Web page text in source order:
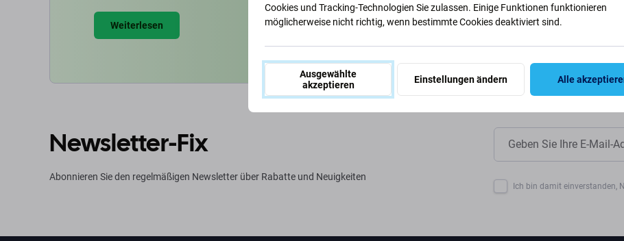
Weiterlesen
Newsletter-Fix
Abonnieren Sie den regelmäßigen Newsletter über Rabatte und Neuigkeiten
Ich bin damit einverstanden,
Cookies und Tracking-Technologien Sie zulassen. Einige Funktionen funktionieren
möglicherweise nicht richtig, wenn bestimmte Cookies deaktiviert sind.
Ausgewählte
akzeptieren
Einstellungen ändern Alle